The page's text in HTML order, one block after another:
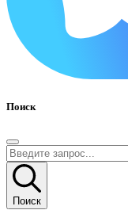
Поиск
Поиск